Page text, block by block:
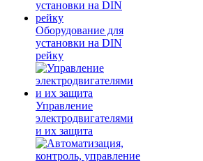
Оборудование для
установки на DIN
рейку
Управление
электродвигателями
и их защита